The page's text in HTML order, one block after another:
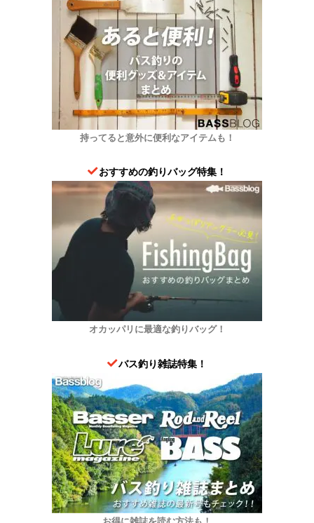
持ってると意外に便利なアイテムも！
おすすめの釣りバッグ特集！
オカッパリに最適な釣りバッグ！
バス釣り雑誌特集！